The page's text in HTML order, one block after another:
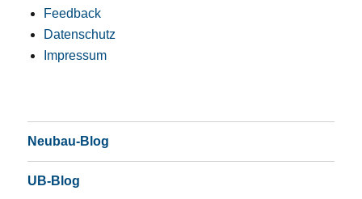
Feedback
Datenschutz
Impressum
Neubau-Blog
UB-Blog